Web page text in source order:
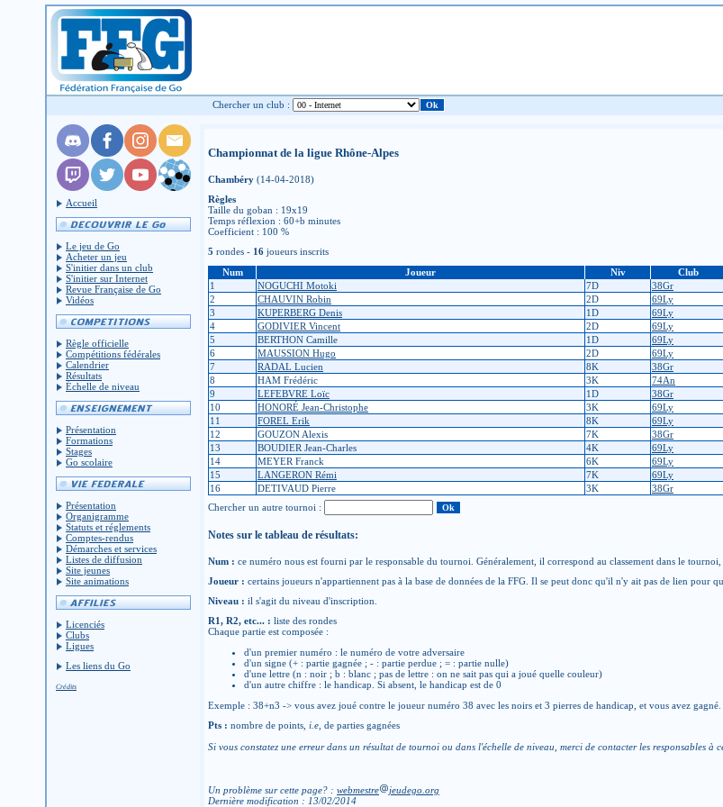
Chercher un club :
Accueil
Le jeu de Go
Acheter un jeu
S'initier dans un club
S'initier sur Internet
Revue Française de Go
Vidéos
Règle officielle
Compétitions fédérales
Calendrier
Résultats
Échelle de niveau
Présentation
Formations
Stages
Go scolaire
Présentation
Organigramme
Statuts et réglements
Comptes-rendus
Démarches et services
Listes de diffusion
Site jeunes
Site animations
Licenciés
Clubs
Ligues
Les liens du Go
Crédits
Championnat de la ligue Rhône-Alpes
Chambéry (14-04-2018)
Règles
Taille du goban : 19x19
Temps réflexion : 60+b minutes
Coefficient : 100 %
5 rondes - 16 joueurs inscrits
Num
Joueur Niv Club
1
NOGUCHI Motoki 7D 38Gr
2
CHAUVIN Robin 2D 69Ly
3
KUPERBERG Denis 1D 69Ly
4
GODIVIER Vincent 2D 69Ly
5
BERTHON Camille 1D 69Ly
6
MAUSSION Hugo 2D 69Ly
7
RADAL Lucien 8K 38Gr
8
HAM Frédéric 3K 74An
9
LEFEBVRE Loïc 1D 38Gr
10
HONORÉ Jean-Christophe 3K 69Ly
11
FOREL Erik 8K 69Ly
12
GOUZON Alexis 7K 38Gr
13
BOUDIER Jean-Charles 4K 69Ly
14
MEYER Franck 6K 69Ly
15
LANGERON Rémi 7K 69Ly
16
DETIVAUD Pierre 3K 38Gr
Chercher un autre tournoi :
Notes sur le tableau de résultats:
Num : ce numéro nous est fourni par le responsable du tournoi. Généralement, il correspond au classement dans le tournoi,
Joueur : certains joueurs n'appartiennent pas à la base de données de la FFG. Il se peut donc qu'il n'y ait pas de lien pour
Niveau : il s'agit du niveau d'inscription.
R1, R2, etc... : liste des rondes
Chaque partie est composée :
d'un premier numéro : le numéro de votre adversaire
d'un signe (+ : partie gagnée ; - : partie perdue ; = : partie nulle)
d'une lettre (n : noir ; b : blanc ; pas de lettre : on ne sait pas qui a joué quelle couleur)
d'un autre chiffre : le handicap. Si absent, le handicap est de 0
Exemple : 38+n3 -> vous avez joué contre le joueur numéro 38 avec les noirs et 3 pierres de handicap, et vous avez gagné.
Pts : nombre de points, i.e , de parties gagnées
Si vous constatez une erreur dans un résultat de tournoi ou dans l'échelle de niveau, merci de contacter les responsables à
Un problème sur cette page? : webmestre
jeudego.org
Dernière modification : 13/02/2014